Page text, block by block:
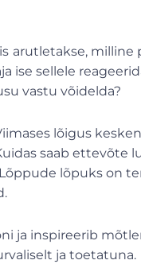
arutletakse, milline
ise sellele
vastu võidelda?
lõigus
saab ettevõte
lõpuks on
ja inspireerib
ja toetatuna.